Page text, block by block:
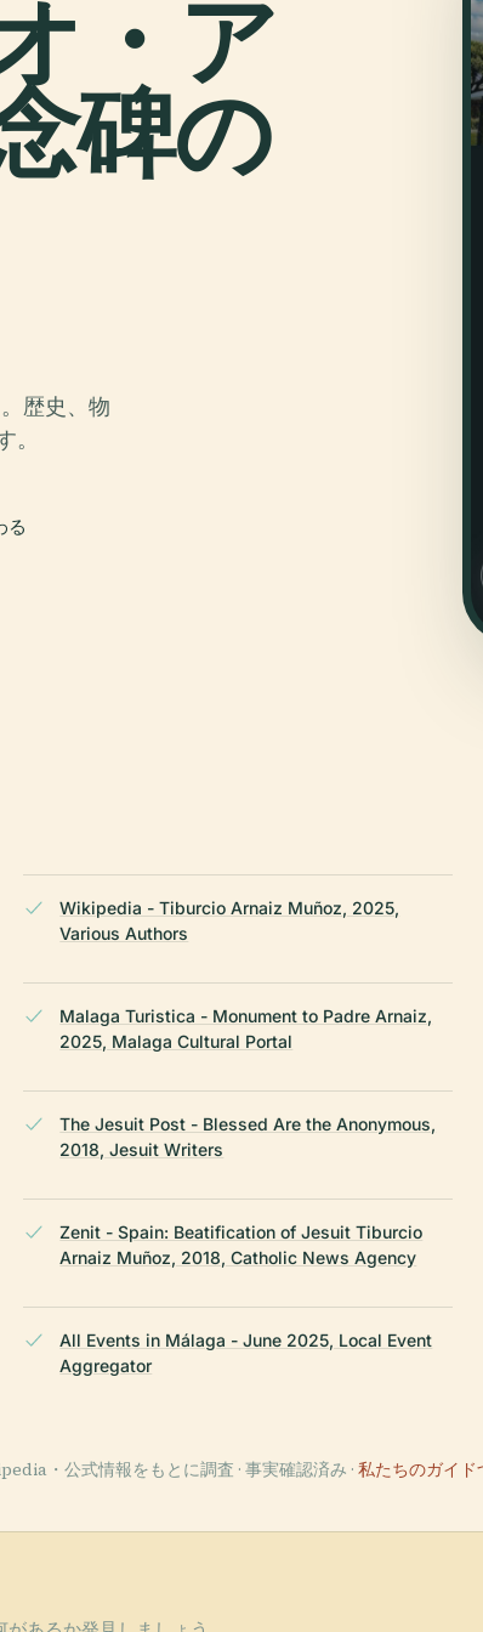
・ア
碑の
歴史、物
る
Wikipedia - Tiburcio Arnaiz Muñoz, 2025,
Various Authors
Malaga Turistica - Monument to Padre Arnaiz,
2025, Malaga Cultural Portal
The Jesuit Post - Blessed Are the Anonymous,
2018, Jesuit Writers
Zenit - Spain: Beatification of Jesuit Tiburcio
Arnaiz Muñoz, 2018, Catholic News Agency
All Events in Málaga - June 2025, Local Event
Aggregator
・公式情報をもとに調査 · 事実確認済み · 私たちのガイ